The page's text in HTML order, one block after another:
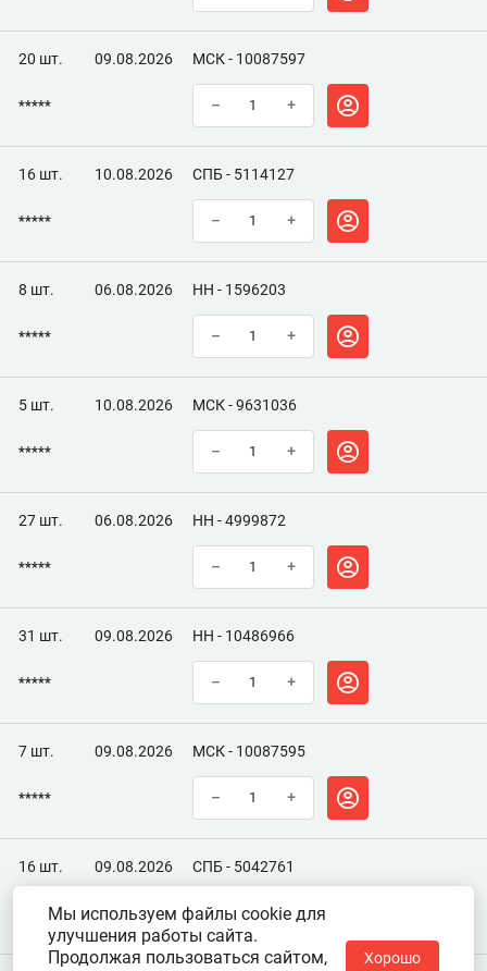
20 шт. 09.08.2026 МСК - 10087597
***** – +
16 шт. 10.08.2026 СПБ - 5114127
***** – +
8 шт. 06.08.2026 НН - 1596203
***** – +
5 шт. 10.08.2026 МСК - 9631036
***** – +
27 шт. 06.08.2026 НН - 4999872
***** – +
31 шт. 09.08.2026 НН - 10486966
***** – +
7 шт. 09.08.2026 МСК - 10087595
***** – +
16 шт. 09.08.2026 СПБ - 5042761
***** – +
Мы используем файлы cookie для
улучшения работы сайта.
Продолжая пользоваться сайтом,
Хорошо